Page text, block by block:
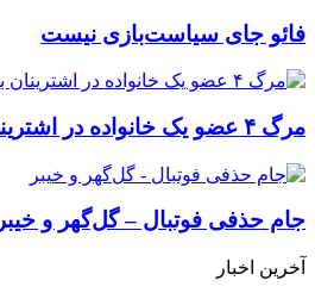
فائو جای سیاست‌بازی نیست
مرگ ۴ عضو یک خانواده در اشترینان به دلیل گازگرفتگی
جام حذفی فوتبال – گل‌گهر و خیبر
آخرین اخبار